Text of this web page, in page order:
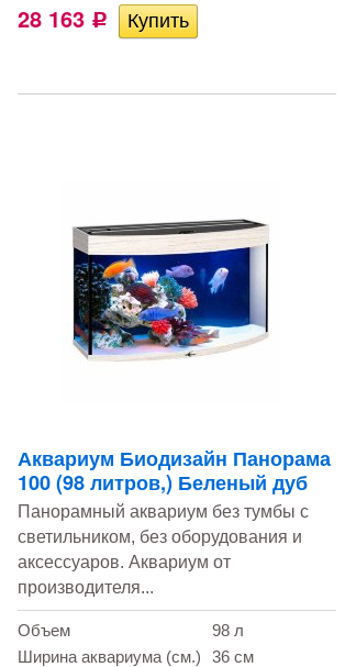
28 163 Р
Аквариум Биодизайн Панорама
100 (98 литров,) Беленый дуб
Панорамный аквариум без тумбы с
светильником, без оборудования и
аксессуаров. Аквариум от
производителя...
Объем
98 л
Ширина аквариума (см.)
36 см